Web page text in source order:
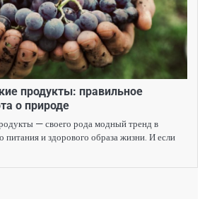
продукты: правильное
о природе
— своего рода модный тренд в
питания и здорового образа жизни. И если